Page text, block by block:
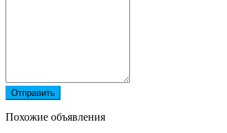
Отправить
Похожие объявления